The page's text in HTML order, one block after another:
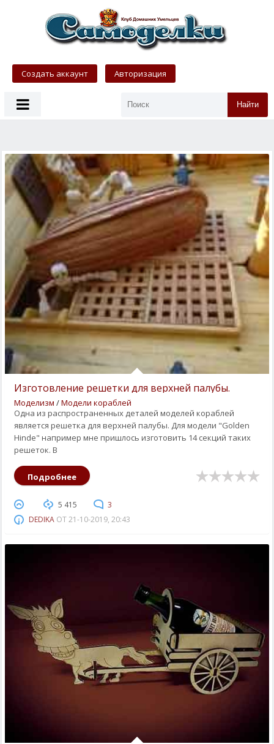
Создать аккаунт Авторизация
Найти
Изготовление решетки для верхней палубы.
Моделизм /Модели кораблей
Одна из распространенных деталей моделей кораблей
является решетка для верхней палубы. Для модели "Golden
Hinde" например мне пришлось изготовить 14 секций таких
решеток. В
Подробнее
5 415
3
DEDIKAОТ21-10-2019, 20:43